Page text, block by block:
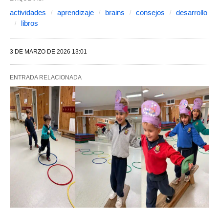
actividades aprendizaje brains consejos
desarrollo
libros
3 DE MARZO DE 2026 13:01
ENTRADA RELACIONADA